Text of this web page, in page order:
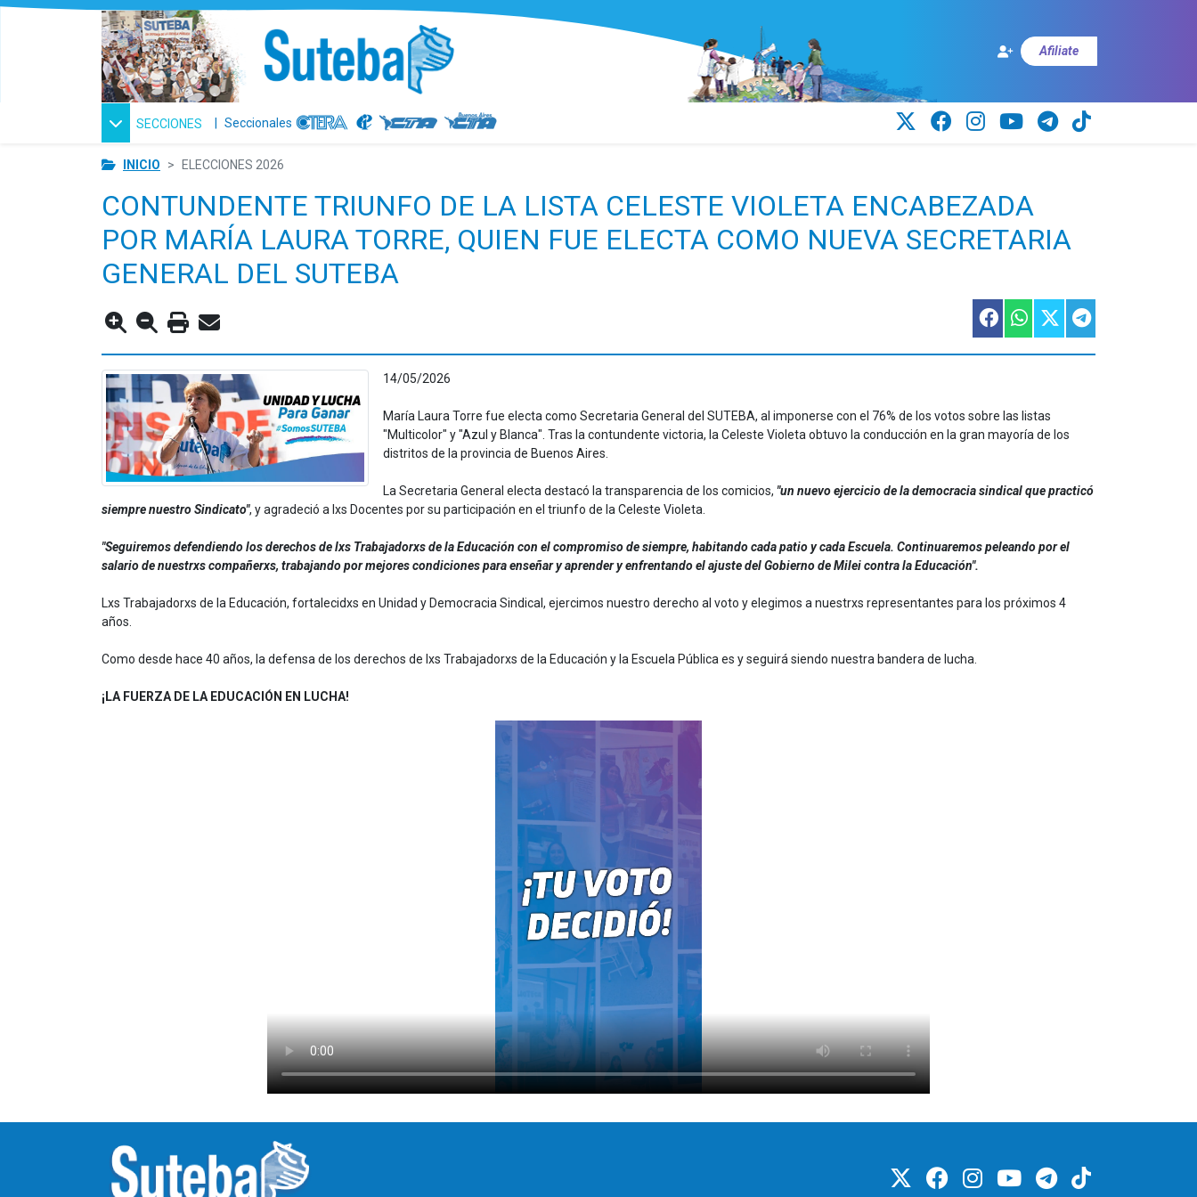
Afiliate
SECCIONES | Seccionales
INICIO ELECCIONES 2026
CONTUNDENTE TRIUNFO DE LA LISTA CELESTE VIOLETA ENCABEZADA
POR MARÍA LAURA TORRE, QUIEN FUE ELECTA COMO NUEVA SECRETARIA
GENERAL DEL SUTEBA
14/05/2026
María Laura Torre fue electa como Secretaria General del SUTEBA, al imponerse con el 76% de los votos sobre las listas
"Multicolor" y "Azul y Blanca". Tras la contundente victoria, la Celeste Violeta obtuvo la conducción en la gran mayoría de los
distritos de la provincia de Buenos Aires.
La Secretaria General electa destacó la transparencia de los comicios, "un nuevo ejercicio de la democracia sindical que practicó
siempre nuestro Sindicato", y agradeció a lxs Docentes por su participación en el triunfo de la Celeste Violeta.
"Seguiremos defendiendo los derechos de lxs Trabajadorxs de la Educación con el compromiso de siempre, habitando cada patio y cada Escuela. Continuaremos peleando por el
salario de nuestrxs compañerxs, trabajando por mejores condiciones para enseñar y aprender y enfrentando el ajuste del Gobierno de Milei contra la Educación".
Lxs Trabajadorxs de la Educación, fortalecidxs en Unidad y Democracia Sindical, ejercimos nuestro derecho al voto y elegimos a nuestrxs representantes para los próximos 4
años.
Como desde hace 40 años, la defensa de los derechos de lxs Trabajadorxs de la Educación y la Escuela Pública es y seguirá siendo nuestra bandera de lucha.
¡LA FUERZA DE LA EDUCACIÓN EN LUCHA!